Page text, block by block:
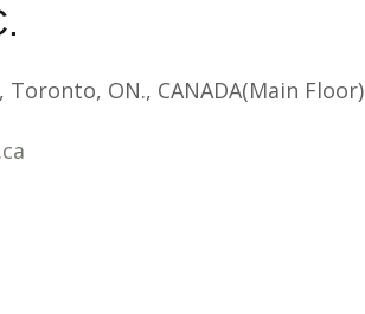
Toronto, ON., CANADA(Main Floor)